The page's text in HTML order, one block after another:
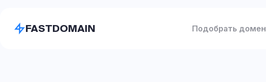
FASTDOMAIN Подобрать домен